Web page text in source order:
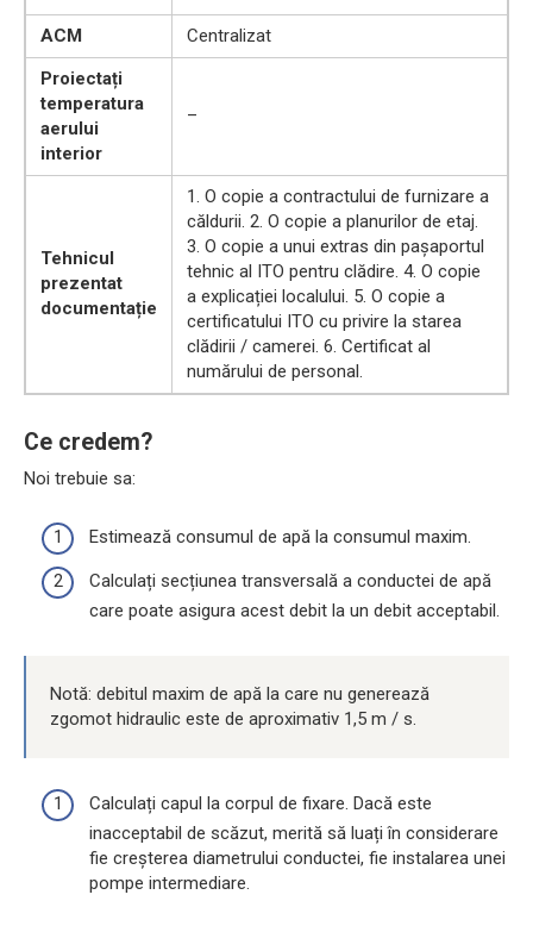
ACM
Centralizat
Proiectați
temperatura
aerului
interior
–
Tehnicul
prezentat
documentație
1. O copie a contractului de furnizare a
căldurii. 2. O copie a planurilor de etaj.
3. O copie a unui extras din pașaportul
tehnic al ITO pentru clădire. 4. O copie
a explicației localului. 5. O copie a
certificatului ITO cu privire la starea
clădirii / camerei. 6. Certificat al
numărului de personal.
Ce credem?
Noi trebuie sa:
Estimează consumul de apă la consumul maxim.
Calculați secțiunea transversală a conductei de apă
care poate asigura acest debit la un debit acceptabil.
Notă: debitul maxim de apă la care nu generează
zgomot hidraulic este de aproximativ 1,5 m / s.
Calculați capul la corpul de fixare. Dacă este
inacceptabil de scăzut, merită să luați în considerare
fie creșterea diametrului conductei, fie instalarea unei
pompe intermediare.